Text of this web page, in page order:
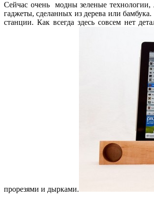
Сейчас очень модны зеленые
гаджеты, сделанных из дерева или
станции. Как всегда здесь совсем нет
прорезями и дырками.